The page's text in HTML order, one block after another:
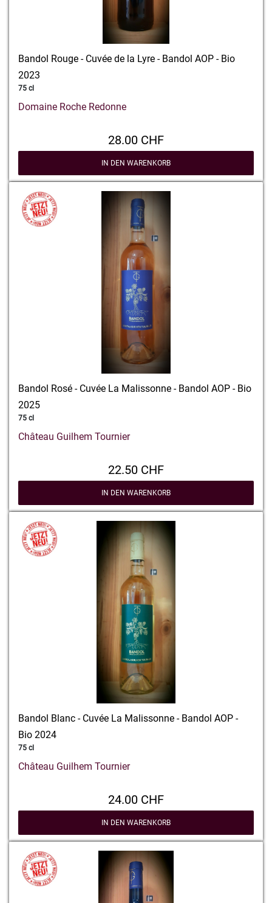
Bandol Rouge - Cuvée de la Lyre - Bandol AOP - Bio
2023
75 cl
Domaine Roche Redonne
28.00 CHF
IN DEN WARENKORB
Bandol Rosé - Cuvée La Malissonne - Bandol AOP - Bio
2025
75 cl
Château Guilhem Tournier
22.50 CHF
IN DEN WARENKORB
Bandol Blanc - Cuvée La Malissonne - Bandol AOP -
Bio 2024
75 cl
Château Guilhem Tournier
24.00 CHF
IN DEN WARENKORB